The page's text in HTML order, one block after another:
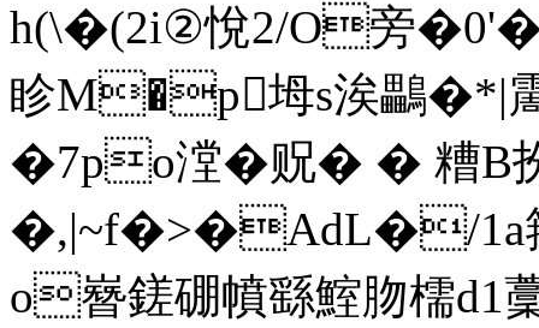
h(\�(2i②悅2/O旁�0'�/
眕M�p坶s涘鸓�*|霌
�7po漟�贶� � 糟B
�,|~f�>�AdL�/1a箉
o嶜鎈硼幩繇鰘肳檽d1